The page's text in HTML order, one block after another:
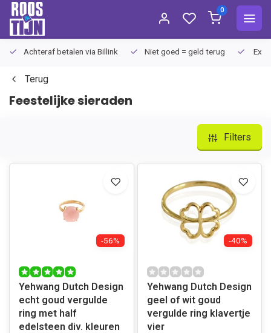
0
Achteraf betalen via Billink Niet goed = geld terug
Terug
Feestelijke sieraden
Filters
-56%
Yehwang Dutch Design
echt goud vergulde
ring met half
edelsteen div. kleuren
-40%
Yehwang Dutch Design
geel of wit goud
vergulde ring klavertje
vier